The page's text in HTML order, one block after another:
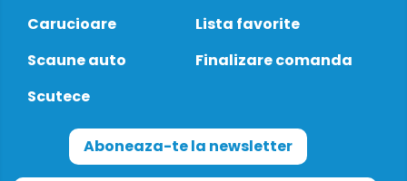
Carucioare
Scaune auto
Scutece
Lista favorite
Finalizare comanda
Aboneaza-te la newsletter